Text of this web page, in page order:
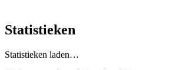
Statistieken
Statistieken laden…